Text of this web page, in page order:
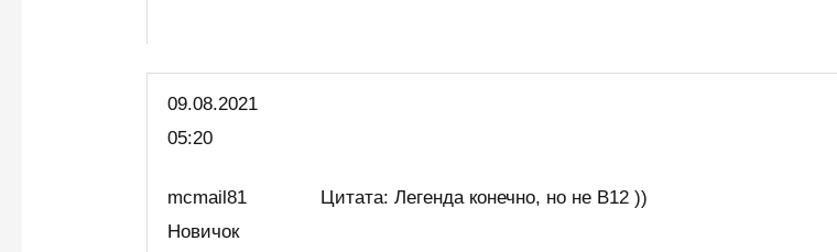
09.08.2021
05:20
mcmail81
Новичок
Цитата: Легенда конечно, но не B12 ))